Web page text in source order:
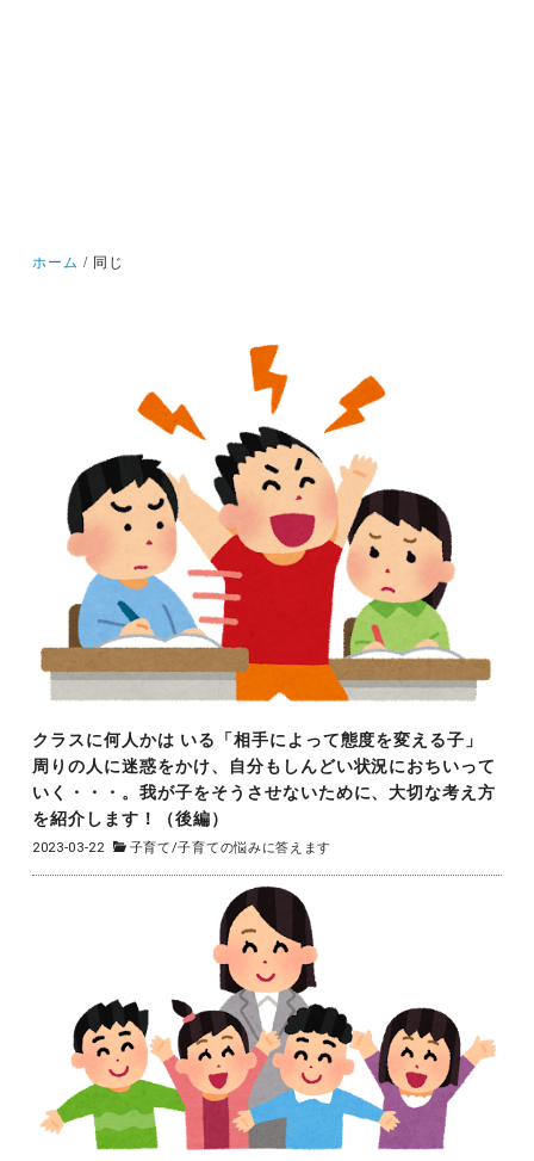
ホーム 同じ
クラスに何人かは いる「相手によって態度を変える子」
周りの人に迷惑をかけ、自分もしんどい状況におちいって
いく・・・。我が子をそうさせないために、大切な考え方
を紹介します！（後編）
2023-03-22 子育て/子育ての悩みに答えます